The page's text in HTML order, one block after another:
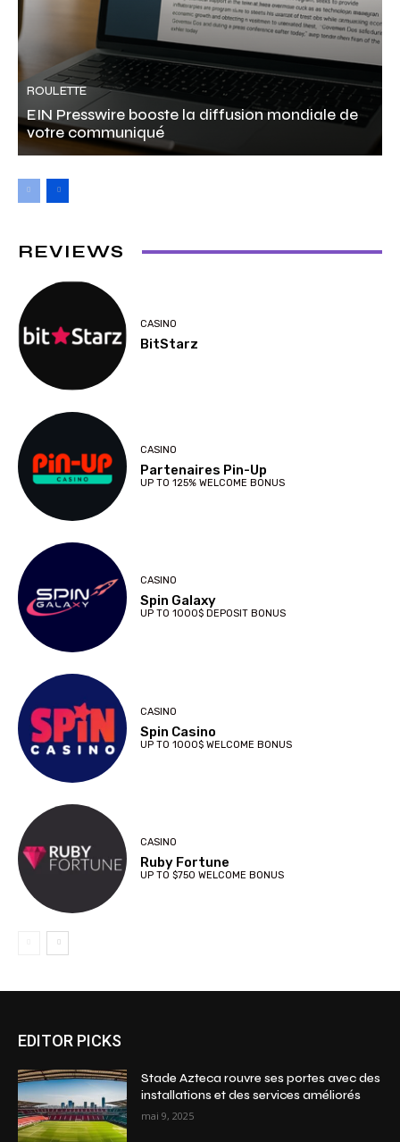
ROULETTE
EIN Presswire booste la diffusion mondiale de
votre communiqué
REVIEWS
CASINO
BitStarz
CASINO
Partenaires Pin-Up
UP TO 125% WELCOME BONUS
CASINO
Spin Galaxy
UP TO 1000$ DEPOSIT BONUS
CASINO
Spin Casino
UP TO 1000$ WELCOME BONUS
CASINO
Ruby Fortune
UP TO $750 WELCOME BONUS
EDITOR PICKS
Stade Azteca rouvre ses portes avec des
installations et des services améliorés
mai 9, 2025